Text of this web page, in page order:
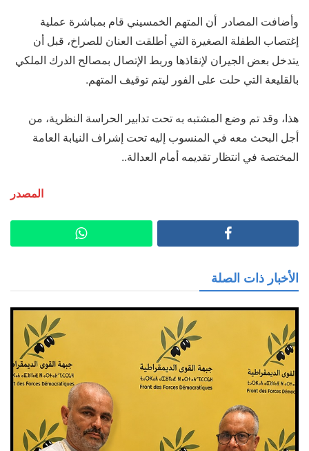
وأضافت المصادر أن المتهم الخمسيني قام بمباشرة عملية
إغتصاب الطفلة الصغيرة التي أطلقت العنان للصراخ، قبل أن
يتدخل بعض الجيران لإنقاذها وربط الإتصال بمصالح الدرك الملكي
بالقليعة التي حلت على الفور ليتم توقيف المتهم.
هذا، وقد تم وضع المشتبه به تحت تدابير الحراسة النظرية، من
أجل البحث معه في المنسوب إليه تحت إشراف النيابة العامة
المختصة في انتظار تقديمه أمام العدالة..
المصدر
الأخبار ذات الصلة